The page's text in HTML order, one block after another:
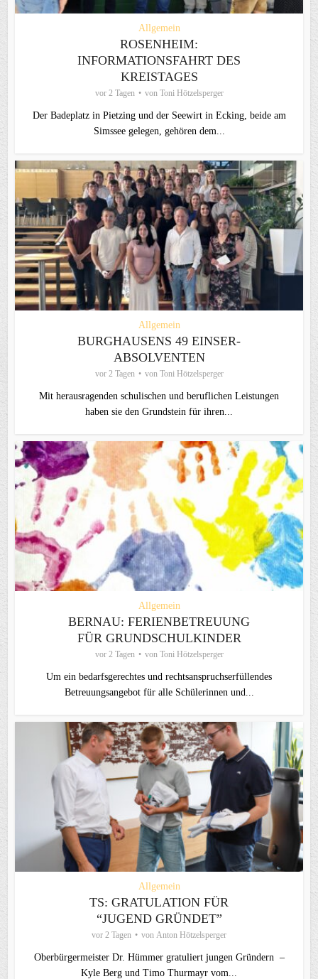
Allgemein
ROSENHEIM:
INFORMATIONSFAHRT DES
KREISTAGES
vor 2 Tagen von Toni Hötzelsperger
Der Badeplatz in Pietzing und der Seewirt in Ecking, beide am
Simssee gelegen, gehören dem...
Allgemein
BURGHAUSENS 49 EINSER-
ABSOLVENTEN
vor 2 Tagen von Toni Hötzelsperger
Mit herausragenden schulischen und beruflichen Leistungen
haben sie den Grundstein für ihren...
Allgemein
BERNAU: FERIENBETREUUNG
FÜR GRUNDSCHULKINDER
vor 2 Tagen von Toni Hötzelsperger
Um ein bedarfsgerechtes und rechtsanspruchserfüllendes
Betreuungsangebot für alle Schülerinnen und...
Allgemein
TS: GRATULATION FÜR
“JUGEND GRÜNDET”
vor 2 Tagen von Anton Hötzelsperger
Oberbürgermeister Dr. Hümmer gratuliert jungen Gründern –
Kyle Berg und Timo Thurmayr vom...